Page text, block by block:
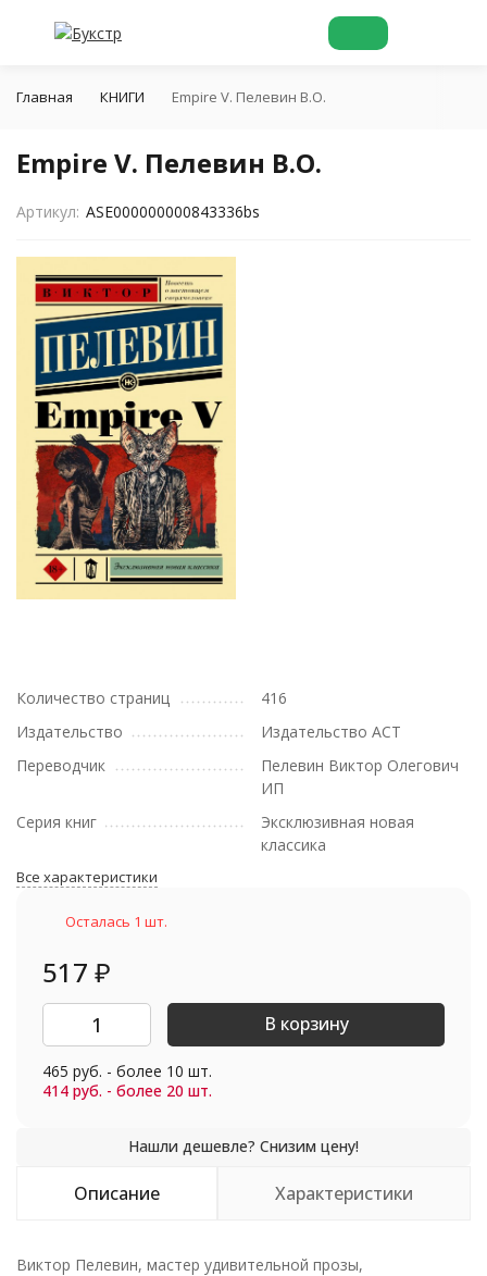
Главная КНИГИ Empire V. Пелевин В.О.
Empire V. Пелевин В.О.
Артикул: ASE000000000843336bs
Количество страниц
416
Издательство
Издательство АСТ
Переводчик
Пелевин Виктор Олегович
ИП
Серия книг
Эксклюзивная новая
классика
Все характеристики
Осталась 1 шт.
517 ₽
В корзину
465 руб. - более 10 шт.
414 руб. - более 20 шт.
Описание Характеристики
Виктор Пелевин, мастер удивительной прозы,